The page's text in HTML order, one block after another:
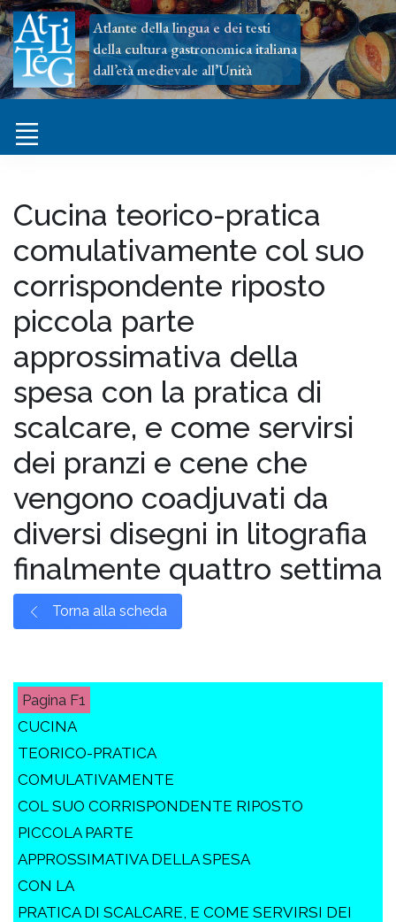
Atlante della lingua e dei testi
della cultura gastronomica italiana
dall’età medievale all’Unità
Cucina teorico-pratica
comulativamente col suo
corrispondente riposto
piccola parte
approssimativa della
spesa con la pratica di
scalcare, e come servirsi
dei pranzi e cene che
vengono coadjuvati da
diversi disegni in litografia
finalmente quattro settima
Torna alla scheda
F1
CUCINA
TEORICO-PRATICA
COMULATIVAMENTE
COL SUO CORRISPONDENTE RIPOSTO
PICCOLA PARTE
APPROSSIMATIVA DELLA SPESA
CON LA
PRATICA DI SCALCARE, E COME SERVIRSI DEI